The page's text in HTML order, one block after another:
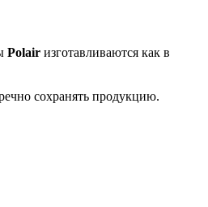
Polair изготавливаются как в
сохранять продукцию.